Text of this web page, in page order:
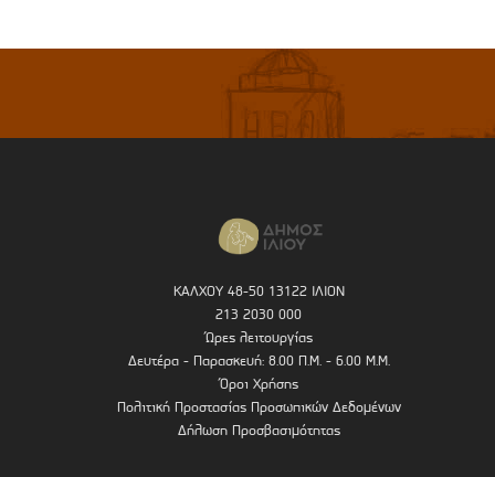
ΚΑΛΧΟΥ 48-50 13122 ΙΛΙΟΝ
213 2030 000
Ώρες λειτουργίας
Δευτέρα - Παρασκευή: 8.00 Π.Μ. - 6.00 Μ.Μ.
Όροι Χρήσης
Πολιτική Προστασίας Προσωπικών Δεδομένων
Δήλωση Προσβασιμότητας